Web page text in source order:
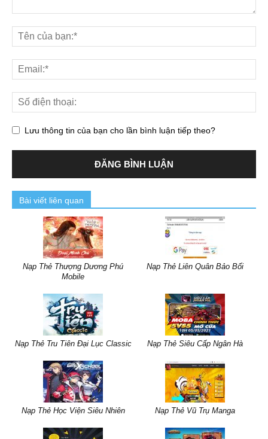
Lưu thông tin của bạn cho lần bình luận tiếp theo?
Bài viết liên quan
Nạp Thẻ Thượng Dương Phú
Mobile
Nạp Thẻ Liên Quân Bảo Bối
Nạp Thẻ Tru Tiên Đại Lục Classic Nạp Thẻ Siêu Cấp Ngân Hà
Nạp Thẻ Học Viện Siêu Nhiên Nạp Thẻ Vũ Trụ Manga